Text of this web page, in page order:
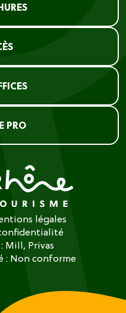
PRO
légales
Mill, Privas
: Non conforme